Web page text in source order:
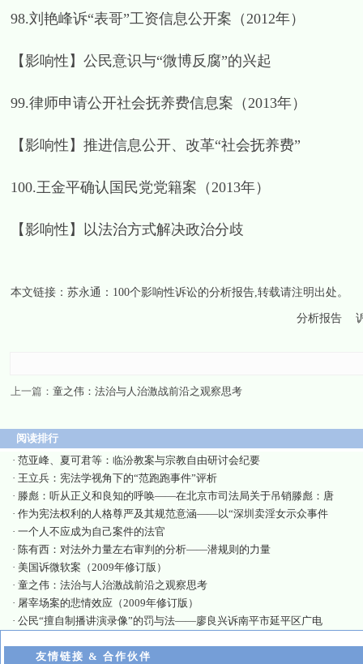
98.刘艳峰诉“表哥”工资信息公开案（2012年）
【影响性】公民意识与“微博反腐”的兴起
99.律师申请公开社会抚养费信息案（2013年）
【影响性】推进信息公开、改革“社会抚养费”
100.王金平确认国民党党籍案（2013年）
【影响性】以法治方式解决政治分歧
本文链接： 苏永通：100个影响性诉讼的分析报告,转载请注明出处。
分析报告
上一篇： 童之伟：法治与人治激战前沿之观察思考
阅读排行
· 范亚峰、夏可君等：临汾教案与宗教自由研讨会纪要
· 王立兵：宪法学视角下的“范跑跑事件”评析
· 滕彪：听从正义和良知的呼唤——在北京市司法局关于吊销滕彪：唐
· 作为宪法权利的人格尊严及其规范意涵——以“深圳卖淫女示众事件
· 一个人不应成为自己案件的法官
· 陈有西：对法外力量左右审判的分析——潜规则的力量
· 美国诉微软案（2009年修订版）
· 童之伟：法治与人治激战前沿之观察思考
· 屠宰场案的悲情效应（2009年修订版）
· 公民“擅自制播讲演录像”的罚与法——廖良兴诉南平市延平区广电
友情链接 & 合作伙伴